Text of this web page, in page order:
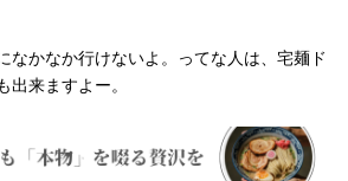
なかなか行けないよ。ってな人は、宅麺ド
出来ますよー。